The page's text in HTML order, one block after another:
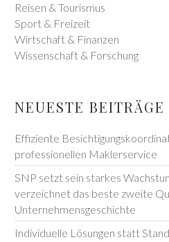
Reisen & Tourismus
Sport & Freizeit
Wirtschaft & Finanzen
Wissenschaft & Forschung
NEUESTE BEITRÄGE
Effiziente
professionellen Maklerservice
SNP setzt sein starkes
verzeichnet das beste zweite
Unternehmensgeschichte
Individuelle Lösungen statt